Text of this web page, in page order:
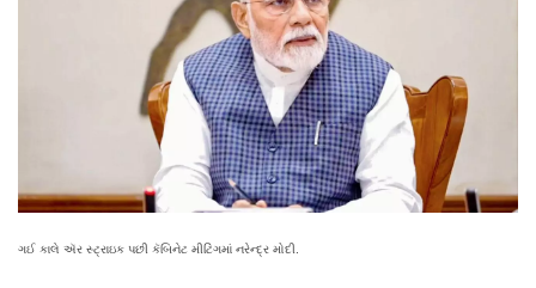
ગઈ કાલે ઍર સ્ટ્રાઇક પછી કૅબિનેટ મીટિંગમાં નરેન્દ્ર મોદી.